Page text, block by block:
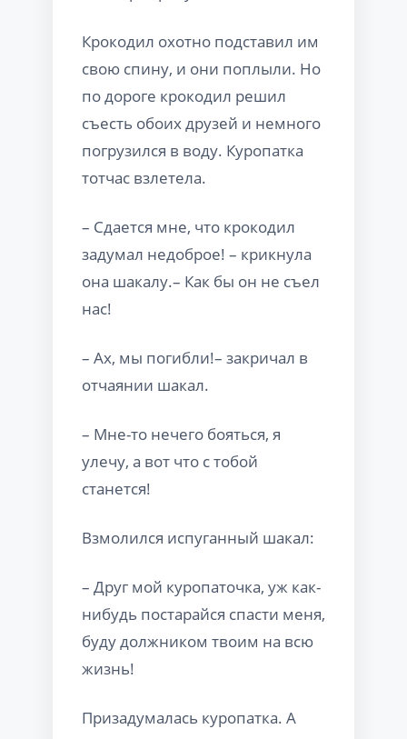
Крокодил охотно подставил им
свою спину, и они поплыли. Но
по дороге крокодил решил
съесть обоих друзей и немного
погрузился в воду. Куропатка
тотчас взлетела.
– Сдается мне, что крокодил
задумал недоброе! – крикнула
она шакалу.– Как бы он не съел
нас!
– Ах, мы погибли!– закричал в
отчаянии шакал.
– Мне-то нечего бояться, я
улечу, а вот что с тобой
станется!
Взмолился испуганный шакал:
– Друг мой куропаточка, уж как-
нибудь постарайся спасти меня,
буду должником твоим на всю
жизнь!
Призадумалась куропатка. А